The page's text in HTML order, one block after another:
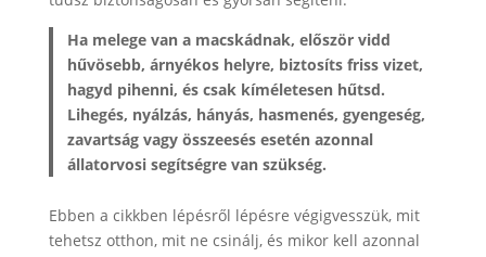
Ha melege van a macskádnak, először vidd
hűvösebb, árnyékos helyre, biztosíts friss vizet,
hagyd pihenni, és csak kíméletesen hűtsd.
Lihegés, nyálzás, hányás, hasmenés, gyengeség,
zavartság vagy összeesés esetén azonnal
állatorvosi segítségre van szükség.
Ebben a cikkben lépésről lépésre végigvesszük, mit
tehetsz otthon, mit ne csinálj, és mikor kell azonnal